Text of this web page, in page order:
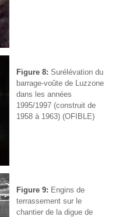
Figure 8: Surélévation du
barrage-voûte de Luzzone
dans les années
1995/1997 (construit de
1958 à 1963) (OFIBLE)
Figure 9: Engins de
terrassement sur le
chantier de la digue de